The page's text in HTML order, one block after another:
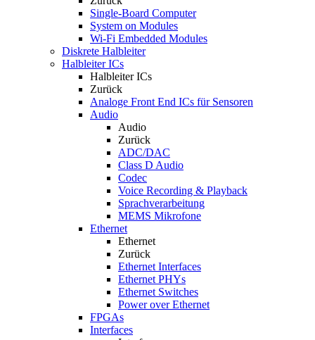
Single-Board Computer
System on Modules
Wi-Fi Embedded Modules
Diskrete Halbleiter
Halbleiter ICs
Halbleiter ICs
Zurück
Analoge Front End ICs für Sensoren
Audio
Audio
Zurück
ADC/DAC
Class D Audio
Codec
Voice Recording & Playback
Sprachverarbeitung
MEMS Mikrofone
Ethernet
Ethernet
Zurück
Ethernet Interfaces
Ethernet PHYs
Ethernet Switches
Power over Ethernet
FPGAs
Interfaces